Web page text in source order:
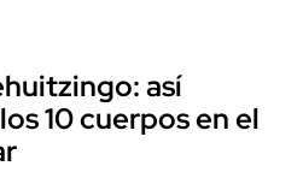
así
10 cuerpos en el